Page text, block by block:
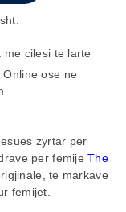
me cilesi te larte
Online ose ne
zyrtar per
per femijeThe
te markave
femijet.